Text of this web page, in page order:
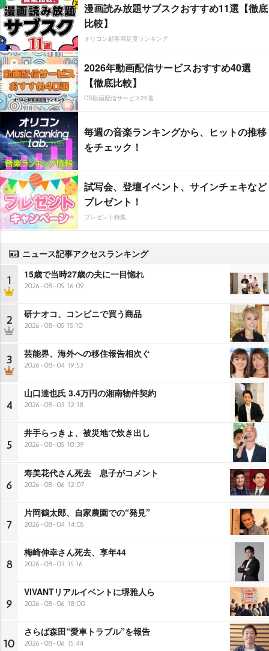
漫画読み放題サブスクおすすめ11選【徹底
比較】
オリコン顧客満足度ランキング
2026年動画配信サービスおすすめ40選
【徹底比較】
CS動画配信サービス20選
毎週の音楽ランキングから、ヒットの推移
をチェック！
試写会、登壇イベント、サインチェキなど
プレゼント！
プレゼント特集
ニュース記事アクセスランキング
1 15歳で当時27歳の夫に一目惚れ
2026-08-05 16:09
2 研ナオコ、コンビニで買う商品
2026-08-05 15:10
3 芸能界、海外への移住報告相次ぐ
2026-08-04 19:53
4
山口達也氏 3.4万円の湘南物件契約
2026-08-03 12:18
5
井手らっきょ、被災地で炊き出し
2026-08-05 10:39
6
寿美花代さん死去 息子がコメント
2026-08-06 12:07
7
片岡鶴太郎、自家農園での“発見”
2026-08-04 14:05
8
梅崎伸幸さん死去、享年44
2026-08-03 15:16
9
VIVANTリアルイベントに堺雅人ら
2026-08-06 18:00
10
さらば森田“愛車トラブル”を報告
2026-08-06 15:44